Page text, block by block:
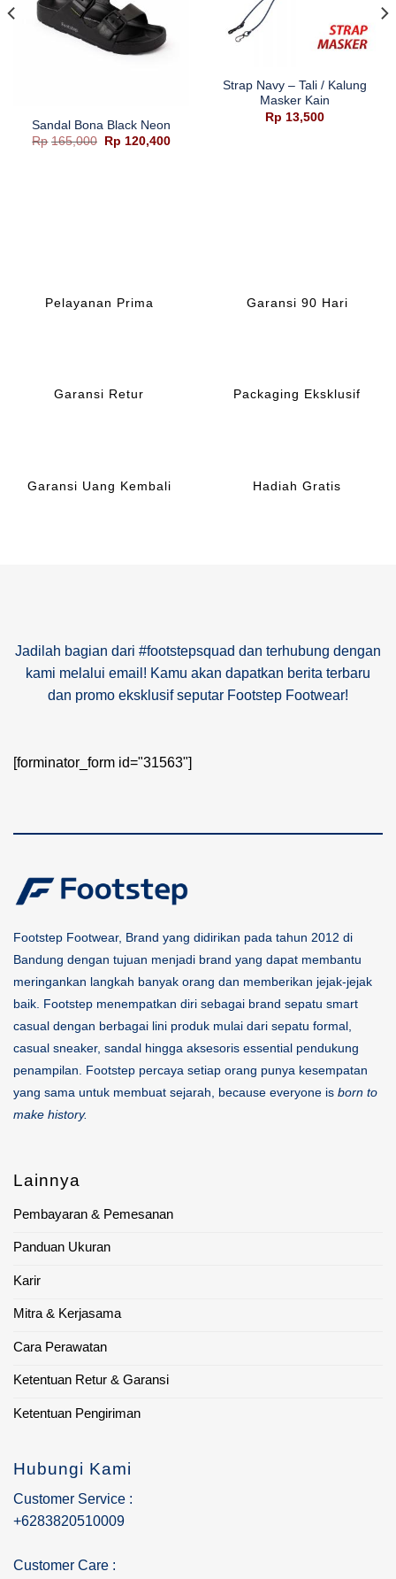
Sandal Bona Black Neon
Rp 165,000
Harga
aslinya
Rp 120,400Harga
Strap Navy – Tali / Kalung
Masker Kain
Rp 13,500
Pelayanan Prima Garansi 90 Hari
Garansi Retur Packaging Eksklusif
Garansi Uang Kembali Hadiah Gratis
Jadilah bagian dari #footstepsquad dan terhubung dengan
kami melalui email! Kamu akan dapatkan berita terbaru
dan promo eksklusif seputar Footstep Footwear!
[forminator_form id="31563"]
Footstep Footwear, Brand yang didirikan pada tahun 2012 di
Bandung dengan tujuan menjadi brand yang dapat membantu
meringankan langkah banyak orang dan memberikan jejak-jejak
baik. Footstep menempatkan diri sebagai brand sepatu smart
casual dengan berbagai lini produk mulai dari sepatu formal,
casual sneaker, sandal hingga aksesoris essential pendukung
penampilan. Footstep percaya setiap orang punya kesempatan
yang sama untuk membuat sejarah, because everyone is born to
make history.
Lainnya
Pembayaran & Pemesanan
Panduan Ukuran
Karir
Mitra & Kerjasama
Cara Perawatan
Ketentuan Retur & Garansi
Ketentuan Pengiriman
Hubungi Kami
Customer Service :
+6283820510009
Customer Care :